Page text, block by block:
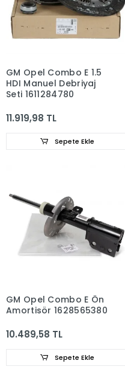
GM Opel Combo E 1.5
HDI Manuel Debriyaj
Seti 1611284780
11.919,98 TL
Sepete Ekle
GM Opel Combo E Ön
Amortisör 1628565380
10.489,58 TL
Sepete Ekle